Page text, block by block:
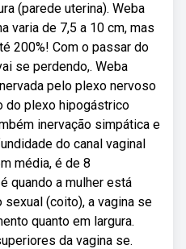
(parede uterina). Weba
varia de 7,5 a 10 cm, mas
200%! Com o passar do
se perdendo,. Weba
pelo plexo nervoso
do plexo hipogástrico
inervação simpática e
do canal vaginal
média, é de 8
quando a mulher está
sexual (coito), a vagina se
quanto em largura.
da vagina se.